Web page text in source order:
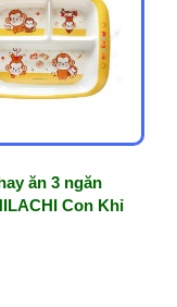
ăn 3 ngăn
Con Khỉ